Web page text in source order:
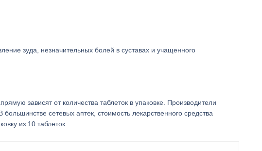
зуда, незначительных болей в суставах и учащенного
зависят от количества таблеток в упаковке. Производители
сетевых аптек, стоимость лекарственного средства
из 10 таблеток.